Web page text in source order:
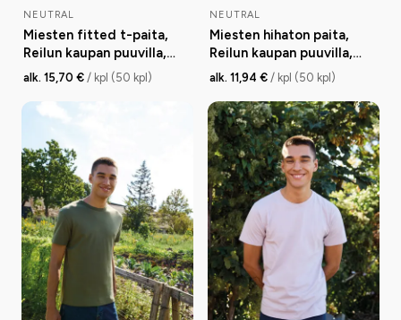
NEUTRAL
Miesten fitted t-paita,
Reilun kaupan puuvilla,
155g
alk. 15,70 € / kpl (50 kpl)
NEUTRAL
Miesten hihaton paita,
Reilun kaupan puuvilla,
155g
alk. 11,94 € / kpl (50 kpl)